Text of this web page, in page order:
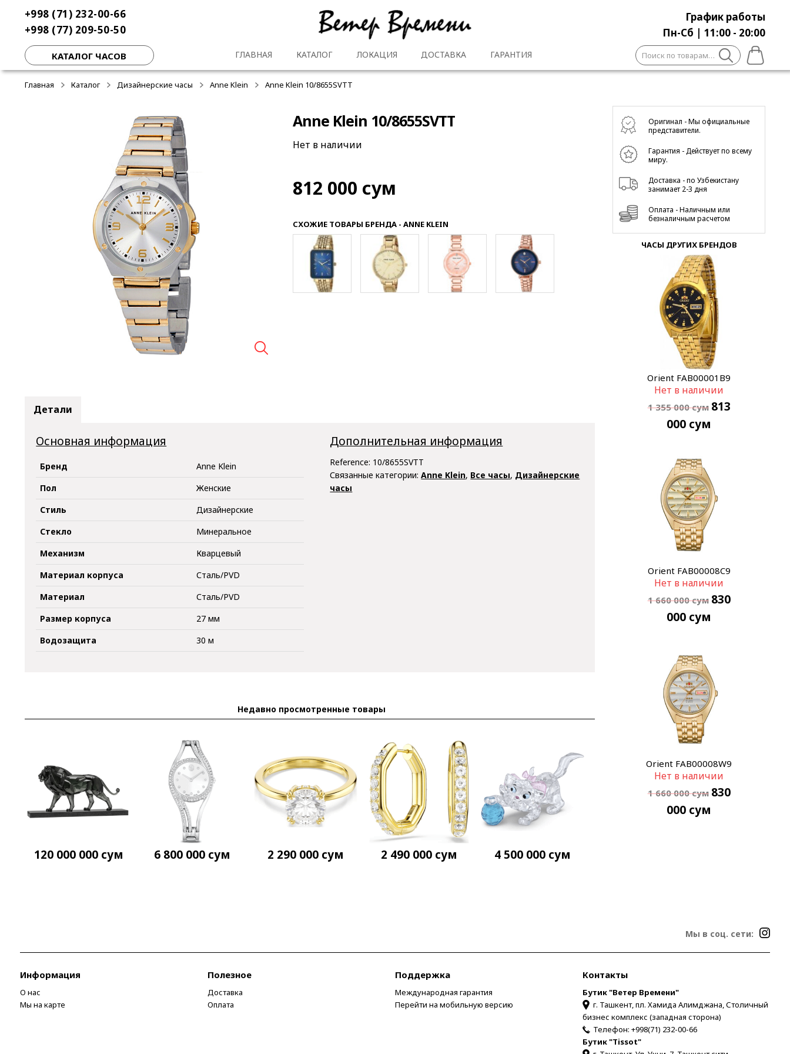
навигации
содержимому
+998 (71) 232-00-66
+998 (77) 209-50-50
График работы
Пн-Сб | 11:00 - 20:00
КАТАЛОГ ЧАСОВ ГЛАВНАЯ КАТАЛОГ ЛОКАЦИЯ ДОСТАВКА ГАРАНТИЯ Искать:
Главная Каталог Дизайнерские часы Anne Klein Anne Klein 10/8655SVTT
Anne Klein 10/8655SVTT
Нет в наличии
812 000 сум
СХОЖИЕ ТОВАРЫ БРЕНДА - ANNE KLEIN
Детали
Основная информация
Бренд
Anne Klein
Пол
Женские
Стиль
Дизайнерские
Стекло
Минеральное
Механизм
Кварцевый
Материал корпуса
Сталь/PVD
Материал
Сталь/PVD
Размер корпуса
27 мм
Водозащита
30 м
Дополнительная информация
Reference: 10/8655SVTT
Связанные категории:Anne Klein, Все часы, Дизайнерские
часы
Недавно просмотренные товары
120 000 000 сум 6 800 000 сум 2 290 000 сум 2 490 000 сум 4 500 000 сум
Оригинал - Мы официальные
представители.
Гарантия - Действует по всему
миру.
Доставка - по Узбекистану
занимает 2-3 дня
Оплата - Наличным или
безналичным расчетом
ЧАСЫ ДРУГИХ БРЕНДОВ
Orient FAB00001B9
-40%
Нет в наличии
1 355 000сум 813
000 сум
Orient FAB00008C9
-50%
Нет в наличии
1 660 000сум 830
000 сум
Orient FAB00008W9
-50%
Нет в наличии
1 660 000сум 830
000 сум
Мы в соц. сети:
Информация
О нас
Мы на карте
Полезное
Доставка
Оплата
Поддержка
Международная гарантия
Перейти на мобильную версию
Контакты
Бутик "Ветер Времени"
г. Ташкент, пл. Хамида Алимджана, Столичный
бизнес комплекс (западная сторона)
Телефон: +998(71) 232-00-66
Бутик "Tissot"